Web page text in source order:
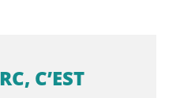
C’EST